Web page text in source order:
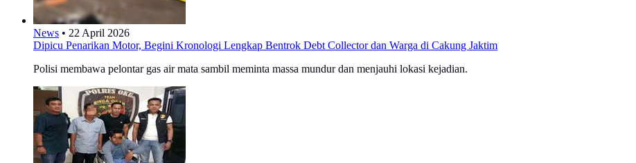
News • 22 April 2026
Dipicu Penarikan Motor, Begini Kronologi Lengkap Bentrok Debt Collector dan Warga di Cakung Jaktim
Polisi membawa pelontar gas air mata sambil meminta massa mundur dan menjauhi lokasi kejadian.